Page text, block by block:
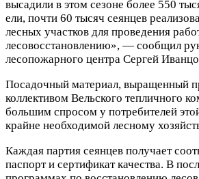
высадили в этом сезоне более 550
ели, почти 60 тысяч сеянцев
лесных участков для проведения
лесовосстановлению», — сообщил
лесопожарного центра Сергей
Посадочный материал, выращенный
коллективом Вельского тепличного
большим спросом у потребителей
крайне необходимой лесному
Каждая партия сеянцев получает
паспорт и сертификат качества. В